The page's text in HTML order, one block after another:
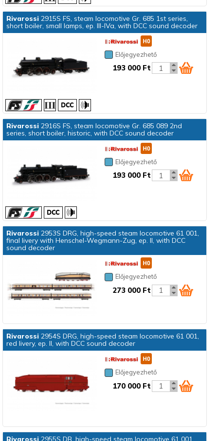
Rivarossi2915S FS, steam locomotive Gr. 685 1st series,
short boiler, small lamps, ep. III-IVa, with DCC sound decoder
Előjegyezhető
193 000 Ft
Rivarossi2916S FS, steam locomotive Gr. 685 089 2nd
series, short boiler, historic, with DCC sound decoder
Előjegyezhető
193 000 Ft
Rivarossi2953S DRG, high-speed steam locomotive 61 001,
final livery with Henschel-Wegmann-Zug, ep. II, with DCC
sound decoder
Előjegyezhető
273 000 Ft
Rivarossi2954S DRG, high-speed steam locomotive 61 001,
red livery, ep. II, with DCC sound decoder
Előjegyezhető
170 000 Ft